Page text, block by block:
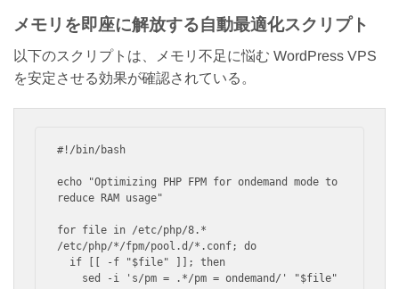
メモリを即座に解放する自動最適化スクリプト
以下のスクリプトは、メモリ不足に悩む WordPress VPS
を安定させる効果が確認されている。
#!/bin/bash
echo "Optimizing PHP FPM for ondemand mode to
reduce RAM usage"
for file in /etc/php/8.*
/etc/php/*/fpm/pool.d/*.conf; do